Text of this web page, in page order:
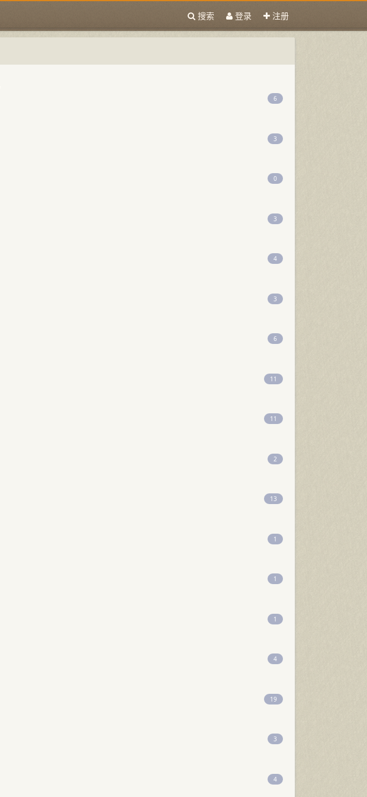
搜索 登录 注册
6
3
0
3
4
3
6
11
11
2
13
1
1
1
4
19
3
4